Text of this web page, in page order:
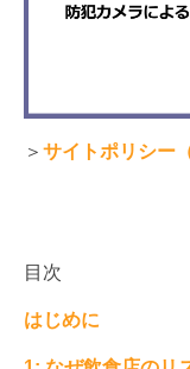
＞ サイトポリシー
目次
はじめに